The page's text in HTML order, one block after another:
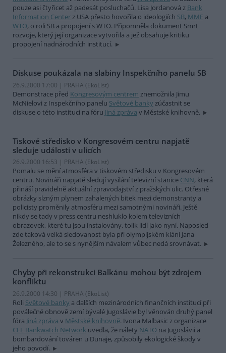
pouze asi čtyřicet až padesát posluchačů. Lisa Jordanová z Bank
Information Centerz USA přesto hovořila o ideologiích SB, MMF a
WTO, o roli SB a propojení s WTO. Připomněla dokument Smrt
rozvoje, který její organizace vytvořila a jež obsahuje kritiku
propojení nadnárodních institucí.
Diskuse poukázala na slabiny Inspekčního panelu SB
26.9.2000 17:00 | PRAHA (EkoList)
Demonstrace před Kongresovým centrem znemožnila Jimu
McNielovi z Inspekčního panelu Světové banky zúčastnit se
diskuse o této instituci na fóru Jiná zpráva v Městské knihovně.
Tiskové středisko v Kongresovém centru napjatě
sleduje události v ulicích
26.9.2000 16:53 | PRAHA (EkoList)
Pomalu se mění atmosféra v tiskovém středisku v Kongresovém
centru. Novináři napjatě sledují vysílání televizní stanice CNN, která
přináší pravidelně aktuální zpravodajství z pražských ulic. Otřesné
obrázky slzným plynem zahalených bitek mezi demonstranty a
policisty proměnily atmosféru mezi samotnými novináři. Ještě
nikdy se tady v press centru neshluklo kolem televizních
obrazovek, které tu jsou instalovány, tolik lidí jako nyní. Naposled
zde taková velká sledovanost byla při olympijském klání Jana
Železného, ale to se s nynějším návalem vůbec nedá srovnávat.
Chyby při rekonstrukci Balkánu mohou být zdrojem
konfliktu
26.9.2000 14:30 | PRAHA (EkoList)
Roli Světové banky a dalších mezinárodních finančních institucí při
poválečné obnově zemí bývalé Jugoslávie byl věnován druhý panel
fóra Jiná zpráva v Městské knihovně. Ivona Malbasic z organizace
CEE Bankwatch Network uvedla, že nálety NATO na Jugoslávii a
bombardování továren u Dunaje, způsobily ekologické škody v
jeho povodí.